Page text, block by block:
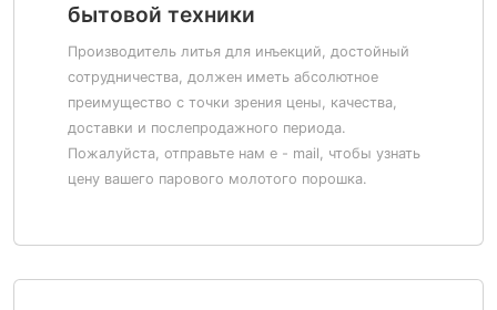
бытовой техники
Производитель литья для инъекций, достойный
сотрудничества, должен иметь абсолютное
преимущество с точки зрения цены, качества,
доставки и послепродажного периода.
Пожалуйста, отправьте нам e - mail, чтобы узнать
цену вашего парового молотого порошка.